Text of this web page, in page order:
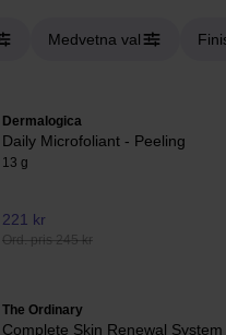
Medvetna val
Dermalogica
Daily Microfoliant - Peeling
13 g
221 kr
Ord. pris 245 kr
The Ordinary
Complete Skin Renewal System